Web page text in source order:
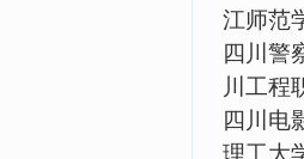
江师范
四川警
川工程
四川电
理工大